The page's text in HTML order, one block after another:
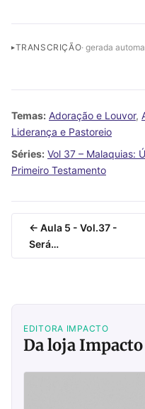
TRANSCRIÇÃO· gerada
Temas: Adoração e Louvor,
Liderança e Pastoreio
Séries: Vol 37 – Malaquias:
Primeiro Testamento
← Aula 5 - Vol.37 -
Será…
EDITORA IMPACTO
Da loja Impacto